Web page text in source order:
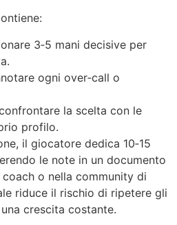
3‑5 mani decisive per
ogni over‑call o
la scelta con le
profilo.
il giocatore dedica 10‑15
le note in un documento
o nella community di
riduce il rischio di ripetere gli
crescita costante.